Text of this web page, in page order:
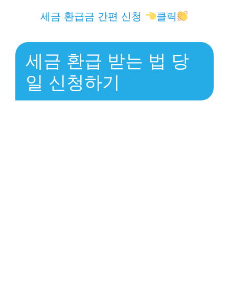
세금 환급금 간편 신청 클릭
세금 환급 받는 법 당
일 신청하기